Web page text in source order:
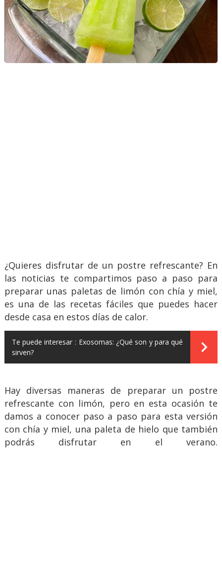
¿Quieres disfrutar de un postre refrescante? En
las noticias te compartimos paso a paso para
preparar unas paletas de limón con chía y miel,
es una de las recetas fáciles que puedes hacer
desde casa en estos días de calor.
Te puede interesar : Exosomas: ¿Qué son y para qué
sirven?
Hay diversas maneras de preparar un postre
refrescante con limón, pero en esta ocasión te
damos a conocer paso a paso para esta versión
con chía y miel, una paleta de hielo que también
podrás disfrutar en el verano.